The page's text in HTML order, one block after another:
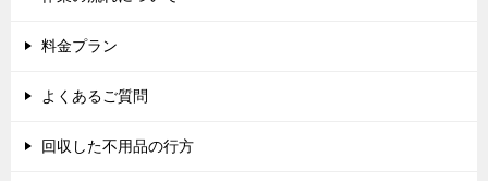
料金プラン
よくあるご質問
回収した不用品の行方